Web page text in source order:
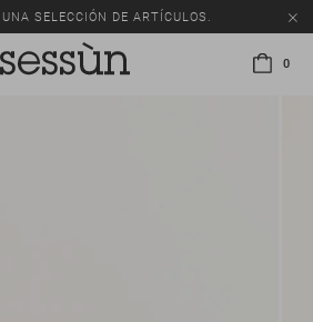
SELECCIÓN DE ARTÍCULOS.
0